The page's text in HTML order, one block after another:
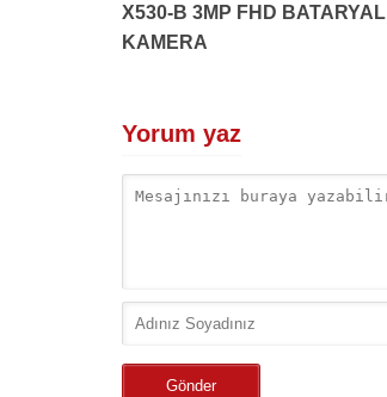
X530-B 3MP FHD BATARYALI
KAMERA
Yorum yaz